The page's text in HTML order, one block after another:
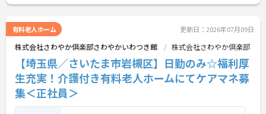
有料老人ホーム 更新日：2026年07月09日
株式会社さわやか倶楽部さわやかいわつき館 株式会社さわやか倶楽部
【埼玉県／さいたま市岩槻区】日勤のみ☆福利厚
生充実！介護付き有料老人ホームにてケアマネ募
集＜正社員＞